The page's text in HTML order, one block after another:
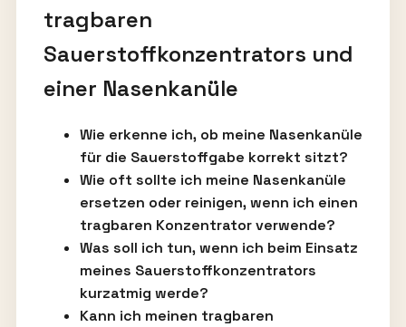
tragbaren
Sauerstoffkonzentrators und
einer Nasenkanüle
Wie erkenne ich, ob meine Nasenkanüle
für die Sauerstoffgabe korrekt sitzt?
Wie oft sollte ich meine Nasenkanüle
ersetzen oder reinigen, wenn ich einen
tragbaren Konzentrator verwende?
Was soll ich tun, wenn ich beim Einsatz
meines Sauerstoffkonzentrators
kurzatmig werde?
Kann ich meinen tragbaren